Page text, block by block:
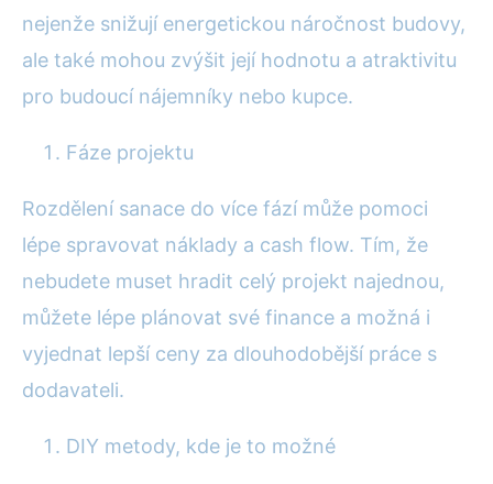
nejenže snižují energetickou náročnost budovy,
ale také mohou zvýšit její hodnotu a atraktivitu
pro budoucí nájemníky nebo kupce.
Fáze projektu
Rozdělení sanace do více fází může pomoci
lépe spravovat náklady a cash flow. Tím, že
nebudete muset hradit celý projekt najednou,
můžete lépe plánovat své finance a možná i
vyjednat lepší ceny za dlouhodobější práce s
dodavateli.
DIY metody, kde je to možné